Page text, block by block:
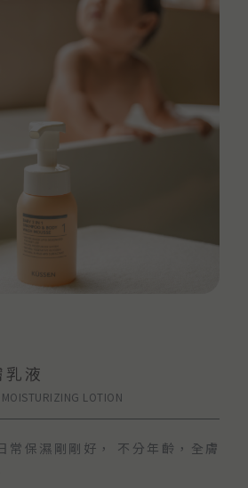
液
LOTION
常保濕剛剛好，
不分年齡，全膚